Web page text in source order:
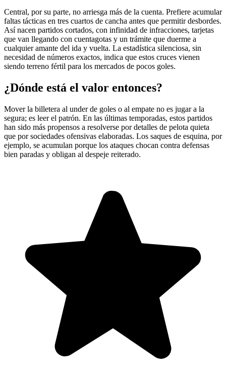
Central, por su parte, no arriesga más de la cuenta. Prefiere acumular
faltas tácticas en tres cuartos de cancha antes que permitir desbordes.
Así nacen partidos cortados, con infinidad de infracciones, tarjetas
que van llegando con cuentagotas y un trámite que duerme a
cualquier amante del ida y vuelta. La estadística silenciosa, sin
necesidad de números exactos, indica que estos cruces vienen
siendo terreno fértil para los mercados de pocos goles.
¿Dónde está el valor entonces?
Mover la billetera al under de goles o al empate no es jugar a la
segura; es leer el patrón. En las últimas temporadas, estos partidos
han sido más propensos a resolverse por detalles de pelota quieta
que por sociedades ofensivas elaboradas. Los saques de esquina, por
ejemplo, se acumulan porque los ataques chocan contra defensas
bien paradas y obligan al despeje reiterado.